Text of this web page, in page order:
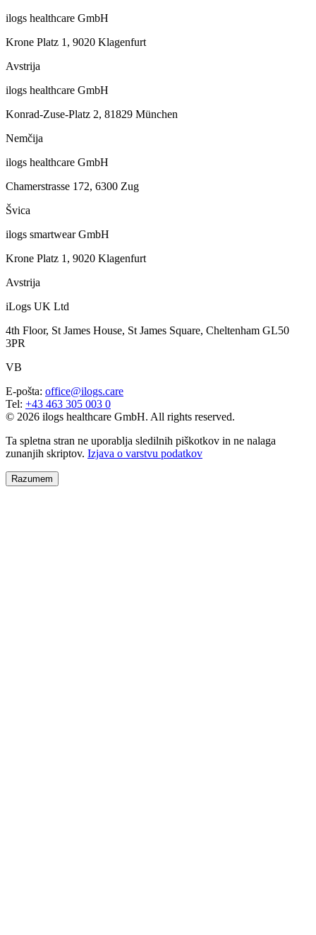
ilogs healthcare GmbH
Krone Platz 1, 9020 Klagenfurt
Avstrija
ilogs healthcare GmbH
Konrad-Zuse-Platz 2, 81829 München
Nemčija
ilogs healthcare GmbH
Chamerstrasse 172, 6300 Zug
Švica
ilogs smartwear GmbH
Krone Platz 1, 9020 Klagenfurt
Avstrija
iLogs UK Ltd
4th Floor, St James House, St James Square, Cheltenham GL50
3PR
VB
E-pošta: office@ilogs.care
Tel: +43 463 305 003 0
© 2026 ilogs healthcare GmbH. All rights reserved.
Ta spletna stran ne uporablja sledilnih piškotkov in ne nalaga
zunanjih skriptov. Izjava o varstvu podatkov
Razumem